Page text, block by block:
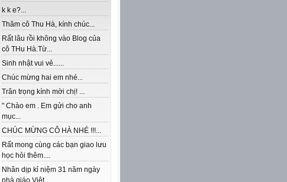
k k e?...
Thăm cô Thu Hà, kính chúc...
Rất lâu rồi không vào Blog của
cô THu Hà.Từ...
Sinh nhật vui vẻ......
Chúc mừng hai em nhé...
Trân trọng kính mời chị! ...
" Chào em . Em gửi cho anh
mục...
CHÚC MỪNG CÔ HÀ NHÉ !!!...
Rất mong cùng các bạn giao lưu
học hỏi thêm....
Nhân dịp kỉ niệm 31 năm ngày
nhà giáo Việt...